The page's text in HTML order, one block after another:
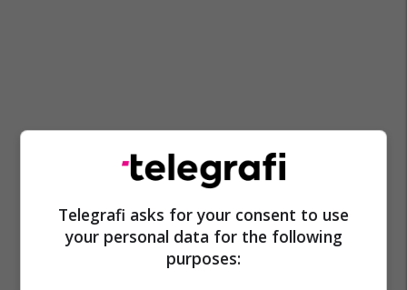
Telegrafi asks for your consent to use
your personal data for the following
purposes: